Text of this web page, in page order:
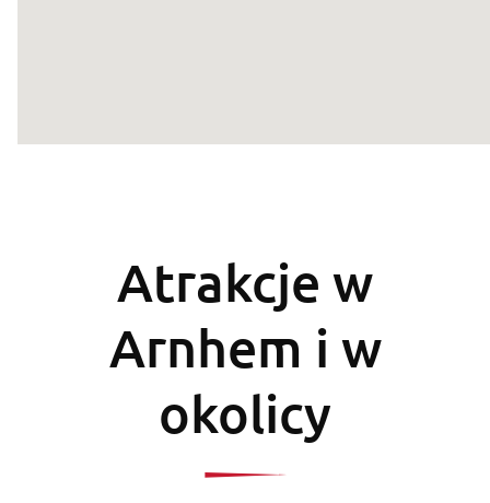
Atrakcje w
Arnhem i w
okolicy